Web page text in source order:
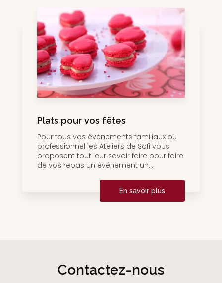
Plats pour vos fêtes
Pour tous vos événements familiaux ou
professionnel les Ateliers de Sofi vous
proposent tout leur savoir faire pour faire
de vos repas un événement un...
En savoir plus
Contactez-nous